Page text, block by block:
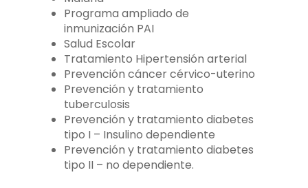
Programa ampliado de
inmunización PAI
Salud Escolar
Tratamiento Hipertensión arterial
Prevención cáncer cérvico-uterino
Prevención y tratamiento
tuberculosis
Prevención y tratamiento diabetes
tipo I – Insulino dependiente
Prevención y tratamiento diabetes
tipo II – no dependiente.